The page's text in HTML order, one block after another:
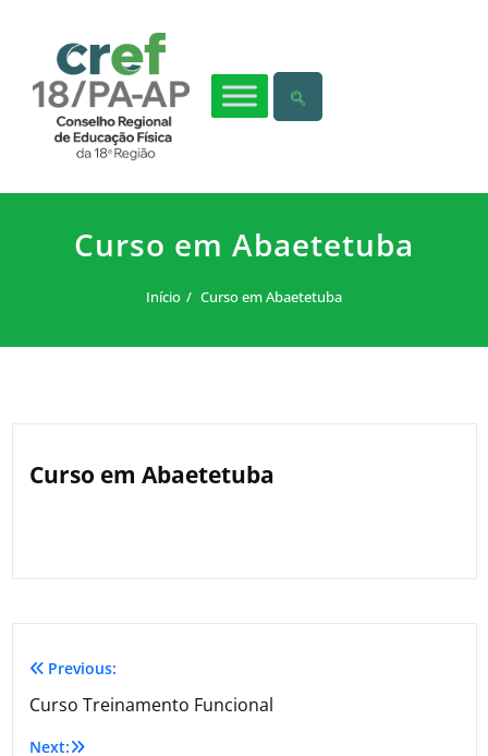
Curso em Abaetetuba
Início Curso em Abaetetuba
Curso em Abaetetuba
Previous:
Curso Treinamento Funcional
Next: